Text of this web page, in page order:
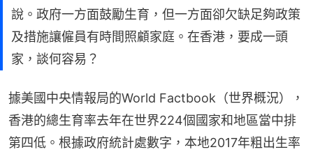
說。政府一方面鼓勵生育，但一方面卻欠缺足夠政策
及措施讓僱員有時間照顧家庭。在香港，要成一頭
家，談何容易？
據美國中央情報局的World Factbook（世界概況），
香港的總生育率去年在世界224個國家和地區當中排
第四低。根據政府統計處數字，本地2017年粗出生率